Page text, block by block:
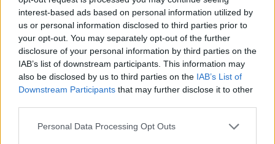
interest-based ads based on personal information utilized by
us or personal information disclosed to third parties prior to
your opt-out. You may separately opt-out of the further
disclosure of your personal information by third parties on the
IAB’s list of downstream participants. This information may
also be disclosed by us to third parties on the IAB’s List of
Downstream Participants that may further disclose it to other
Personal Data Processing Opt Outs